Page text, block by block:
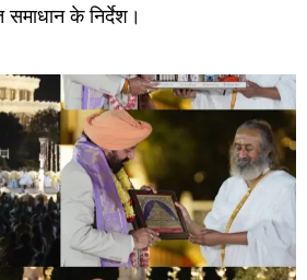
समाधान के निर्देश।